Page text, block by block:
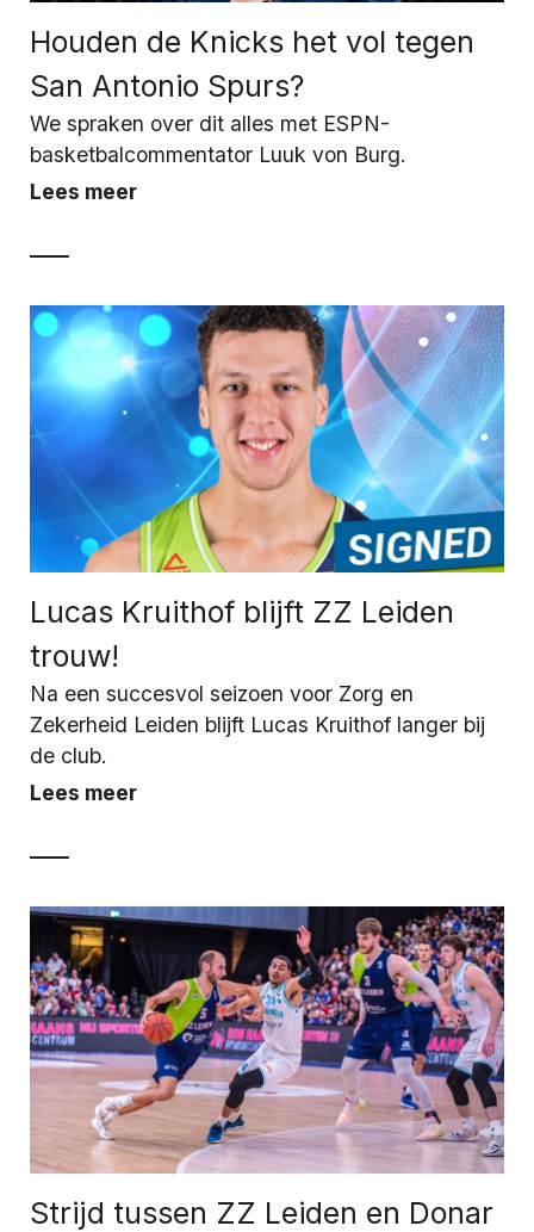
Houden de Knicks het vol tegen
San Antonio Spurs?
We spraken over dit alles met ESPN-
basketbalcommentator Luuk von Burg.
Lees meer
Lucas Kruithof blijft ZZ Leiden
trouw!
Na een succesvol seizoen voor Zorg en
Zekerheid Leiden blijft Lucas Kruithof langer bij
de club.
Lees meer
Strijd tussen ZZ Leiden en Donar